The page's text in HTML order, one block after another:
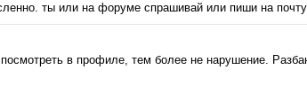
ты или на форуме спрашивай или пиши на
в профиле, тем более не нарушение.